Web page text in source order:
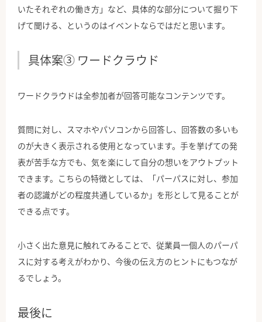
いたそれぞれの働き方」など、具体的な部分について掘り下
げて聞ける、というのはイベントならではだと思います。
具体案③ ワードクラウド
ワードクラウドは全参加者が回答可能なコンテンツです。
質問に対し、スマホやパソコンから回答し、回答数の多いも
のが大きく表示される使用となっています。手を挙げての発
表が苦手な方でも、気を楽にして自分の想いをアウトプット
できます。こちらの特徴としては、「パーパスに対し、参加
者の認識がどの程度共通しているか」を形として見ることが
できる点です。
小さく出た意見に触れてみることで、従業員一個人のパーパ
スに対する考えがわかり、今後の伝え方のヒントにもつなが
るでしょう。
最後に